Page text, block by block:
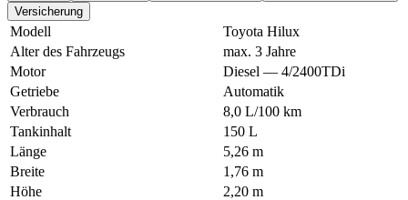
Versicherung
Modell
Toyota Hilux
Alter des Fahrzeugs
max. 3 Jahre
Motor
Diesel — 4/2400TDi
Getriebe
Automatik
Verbrauch
8,0 L/100 km
Tankinhalt
150 L
Länge
5,26 m
Breite
1,76 m
Höhe
2,20 m